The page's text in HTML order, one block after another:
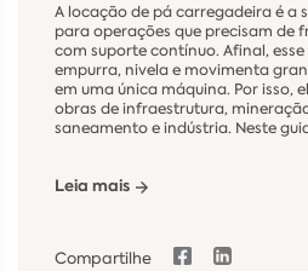
A locação de pá carregadeira é a
para operações que precisam de
com suporte contínuo. Afinal,
empurra, nivela e movimenta
em uma única máquina. Por isso,
obras de infraestrutura,
saneamento e indústria. Neste
Leia mais
Compartilhe